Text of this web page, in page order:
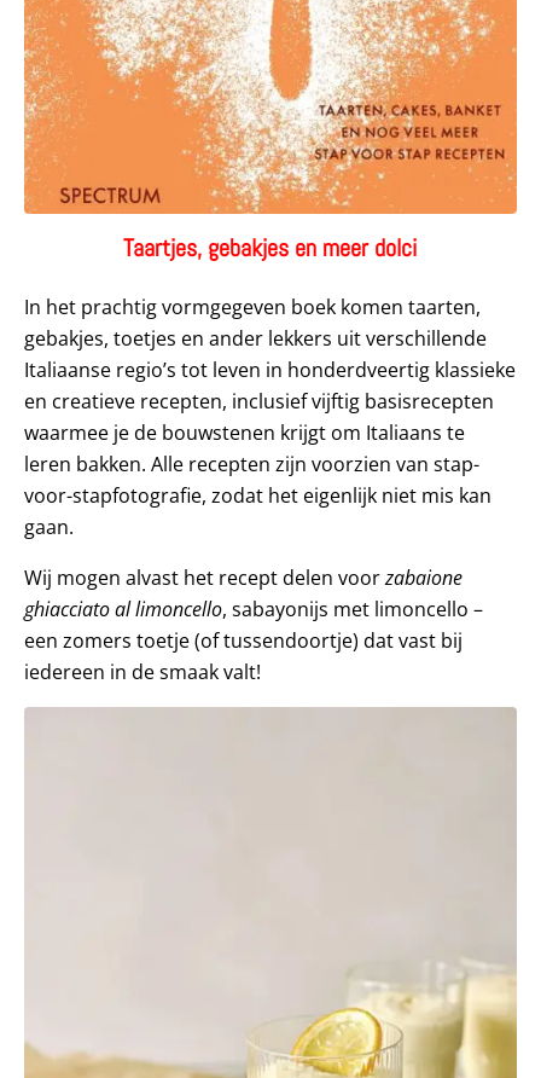
Taartjes, gebakjes en meer dolci
In het prachtig vormgegeven boek komen taarten,
gebakjes, toetjes en ander lekkers uit verschillende
Italiaanse regio’s tot leven in honderdveertig klassieke
en creatieve recepten, inclusief vijftig basisrecepten
waarmee je de bouwstenen krijgt om Italiaans te
leren bakken. Alle recepten zijn voorzien van stap-
voor-stapfotografie, zodat het eigenlijk niet mis kan
gaan.
Wij mogen alvast het recept delen voorzabaione
ghiacciato al limoncello, sabayonijs met limoncello –
een zomers toetje (of tussendoortje) dat vast bij
iedereen in de smaak valt!